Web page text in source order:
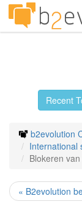
Recent
b2evolution
International
Blokeren
« B2evolution